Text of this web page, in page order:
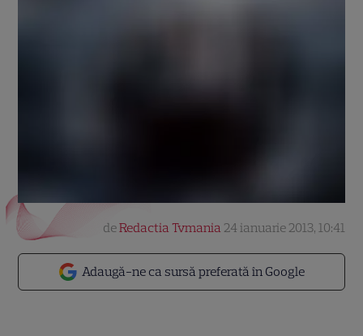
Adaugă-ne ca sursă preferată în Google
deRedactia Tvmania 24 ianuarie 2013, 10:41